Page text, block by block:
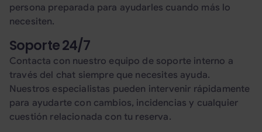
persona preparada para ayudarles cuando más lo
necesiten.
Soporte 24/7
Contacta con nuestro equipo de soporte interno a
través del chat siempre que necesites ayuda.
Nuestros especialistas pueden intervenir rápidamente
para ayudarte con cambios, incidencias y cualquier
cuestión relacionada con tu reserva.